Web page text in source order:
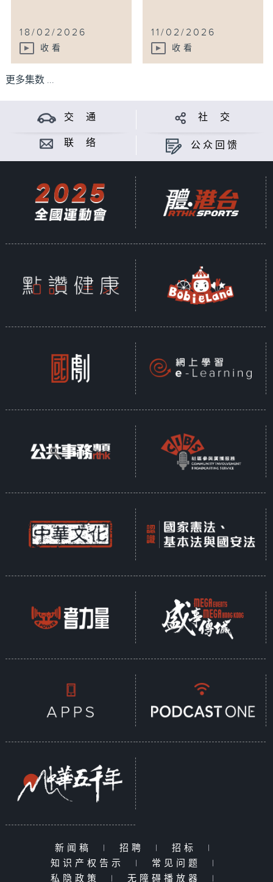
18/02/2026
收看
11/02/2026
收看
更多集数 ...
交 通 社 交
联 络 公众回馈
新闻稿 | 招聘 | 招标
|
知识产权告示
| 常见问题
|
私隐政策
| 无障碍播放器 |